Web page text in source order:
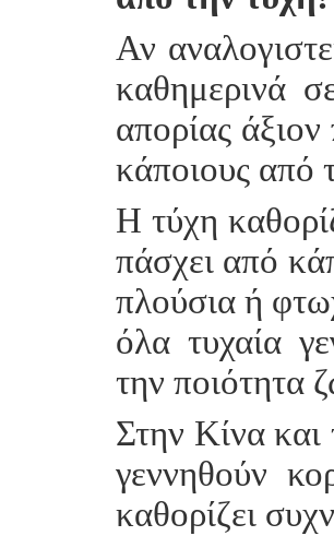
Αν
καθημερινά
απορίας
κάποιους από
Η τύχη
πάσχει από
πλούσια ή
όλα τυχαία
την ποιότητα
Στην Κίνα
γεννηθούν
καθορίζει